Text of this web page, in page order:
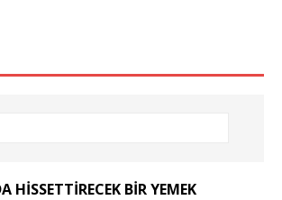
HISSETTIRECEK BIR YEMEK